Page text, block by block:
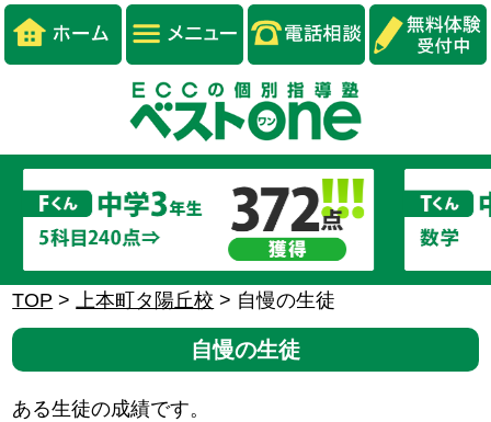
TOP >上本町タ陽丘校 > 自慢の生徒
自慢の生徒
ある生徒の成績です。